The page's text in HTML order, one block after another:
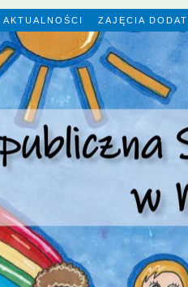
AKTUALNOŚCI ZAJĘCIA